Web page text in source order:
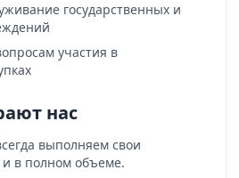
государственных и
участия в
нас
выполняем свои
и в полном объеме.